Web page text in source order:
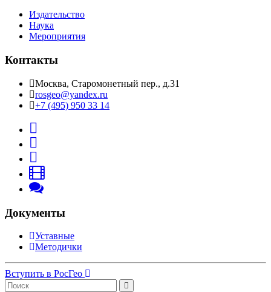
Издательство
Наука
Мероприятия
Контакты
Москва, Старомонетный пер., д.31
rosgeo@yandex.ru
+7 (495) 950 33 14
Документы
Уставные
Методички
Вступить в РосГео